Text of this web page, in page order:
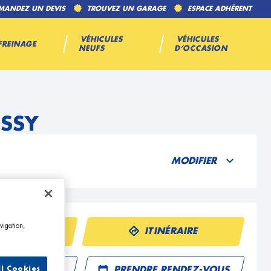
UN DEVIS TROUVEZ UN GARAGE ESPACE ADHÉRENT
VÉHICULES
NEUFS
VÉHICULES
D’OCCASION
MODIFIER
ITINÉRAIRE
Cookies